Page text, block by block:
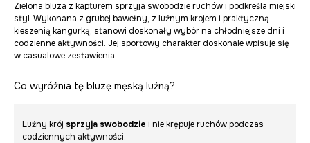
Zielona bluza z kapturem sprzyja swobodzie ruchów i podkreśla miejski
styl. Wykonana z grubej bawełny, z luźnym krojem i praktyczną
kieszenią kangurką, stanowi doskonały wybór na chłodniejsze dni i
codzienne aktywności. Jej sportowy charakter doskonale wpisuje się
w casualowe zestawienia.
Co wyróżnia tę bluzę męską luźną?
Luźny krój sprzyja swobodzie i nie krępuje ruchów podczas
codziennych aktywności.